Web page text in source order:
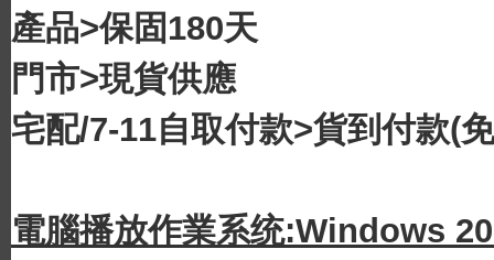
產品>保固180天
門市>現貨供應
宅配/7-11自取付款>貨到付款(
電腦播放作業系统:Windows